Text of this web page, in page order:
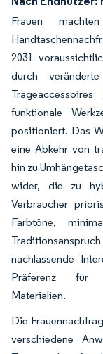
Frauen
2031
durch
funktionale
positioniert. Das
eine Abkehr von
hin zu
wider, die zu
Verbraucher
Farbtöne,
nachlassende
Präferenz für
Materialien.
Die
verschiedene